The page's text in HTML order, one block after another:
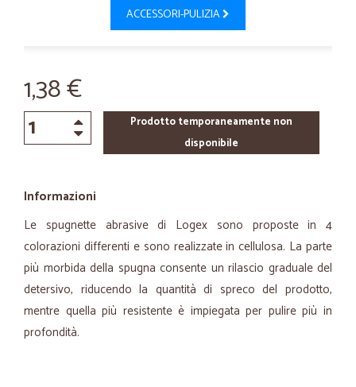
ACCESSORI-PULIZIA
1,38 €
Prodotto temporaneamente non
disponibile
Informazioni
Le spugnette abrasive di Logex sono proposte in 4
colorazioni differenti e sono realizzate in cellulosa. La parte
più morbida della spugna consente un rilascio graduale del
detersivo, riducendo la quantità di spreco del prodotto,
mentre quella più resistente è impiegata per pulire più in
profondità.